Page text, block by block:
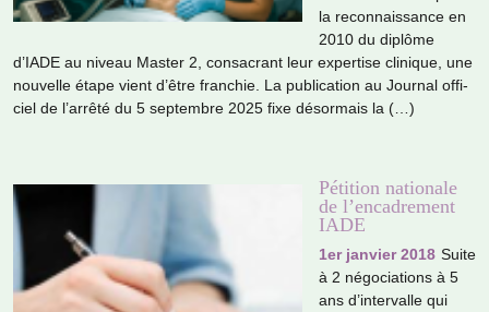
la reconnais­sance en
2010 du diplôme
d’IADE au niveau Master 2, consa­crant leur exper­tise cli­ni­que, une
nou­velle étape vient d’être fran­chie. La publi­ca­tion au Journal offi­
ciel de l’arrêté du 5 sep­tem­bre 2025 fixe désor­mais la (…)
Pétition nationale
de l’encadrement
IADE
1er janvier 2018 Suite
à 2 négo­cia­tions à 5
ans d’inter­valle qui